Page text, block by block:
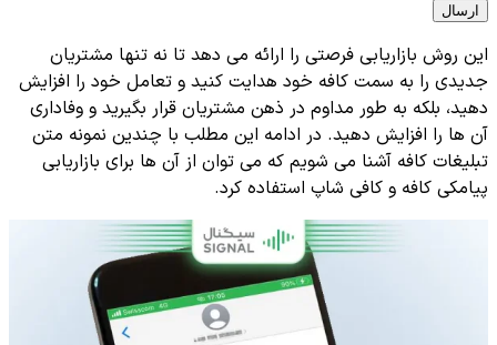
ارسال
این روش بازاریابی فرصتی را ارائه می دهد تا نه تنها مشتریان
جدیدی را به سمت کافه خود هدایت کنید و تعامل خود را افزایش
دهید، بلکه به طور مداوم در ذهن مشتریان قرار بگیرید و وفاداری
آن ها را افزایش دهید. در ادامه این مطلب با چندین نمونه متن
تبلیغات کافه آشنا می شویم که می توان از آن ها برای بازاریابی
پیامکی کافه و کافی شاپ استفاده کرد.